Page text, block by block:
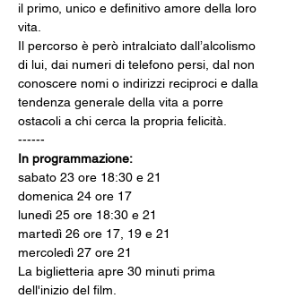
il primo, unico e definitivo amore della loro
vita.
Il percorso è però intralciato dall’alcolismo
di lui, dai numeri di telefono persi, dal non
conoscere nomi o indirizzi reciproci e dalla
tendenza generale della vita a porre
ostacoli a chi cerca la propria felicità.
------
In programmazione:
sabato 23 ore 18:30 e 21
domenica 24 ore 17
lunedì 25 ore 18:30 e 21
martedì 26 ore 17, 19 e 21
mercoledì 27 ore 21
La biglietteria apre 30 minuti prima
dell'inizio del film.